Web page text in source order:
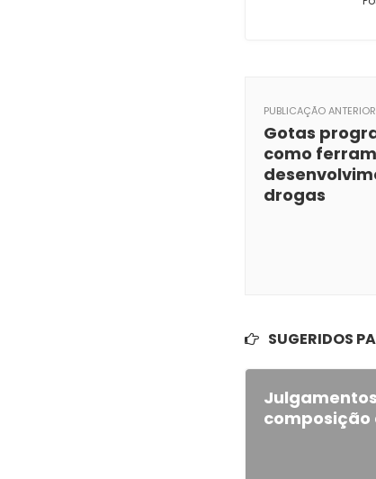
PUBLICAÇÃO ANTERIOR
Gotas
como
drogas
SUGERIDOS
composição